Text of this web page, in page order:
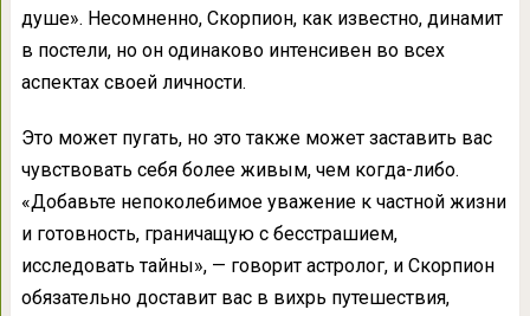
душе». Несомненно, Скорпион, как известно, динамит
в постели, но он одинаково интенсивен во всех
аспектах своей личности.
Это может пугать, но это также может заставить вас
чувствовать себя более живым, чем когда-либо.
«Добавьте непоколебимое уважение к частной жизни
и готовность, граничащую с бесстрашием,
исследовать тайны», — говорит астролог, и Скорпион
обязательно доставит вас в вихрь путешествия,